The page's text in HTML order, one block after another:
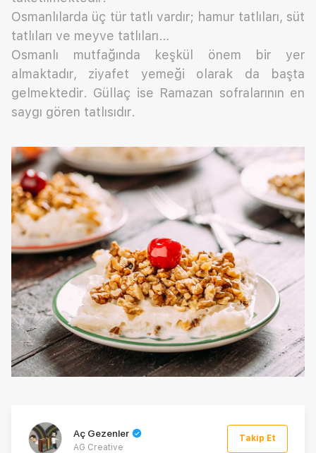
Osmanlılarda üç tür tatlı vardır; hamur tatlıları, süt
tatlıları ve meyve tatlıları…
Osmanlı mutfağında keşkül önem bir yer
almaktadır, ziyafet yemeği olarak da başta
gelmektedir. Güllaç ise Ramazan sofralarının en
saygı gören tatlısıdır.
Aç Gezenler
AG Creative
Takip Et